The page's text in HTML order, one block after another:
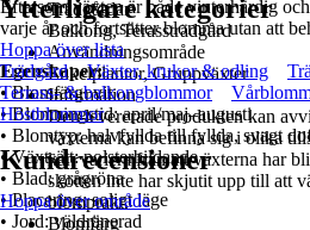
Trädgårdar
Balkong, Terassträdgård
Användningsområde
Enkelplantor, Gruppväxter
Information
Den levererade produkten kan
växterna kan befinna sig i olika
kan variera från att växterna har
skotten inte har skjutit upp till att
blomprakt.
Blomfärg
Eftersom växten är både vinterhärdig
varje år och fortsätter blomma utan att
Egenskaper:
• Blomfärg: vit
• Blomningstid: april/maj–augusti
• Blomtyp: halvfyllda till fyllda, svagt
• Växtsätt: polsterbildande
• Blad: grågröna
• Placering: soligt läge
• Jord: väldränerad
Ytterligare kategorier
Hoppa över lista
Trädgård
Växter, krukor & odling
Terrass- & balkongblommor
Höstblommor
Kundrecensioner
Hoppa över område